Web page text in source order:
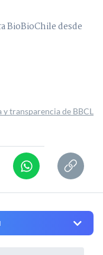
BioBioChile desde
y transparencia de BBCL